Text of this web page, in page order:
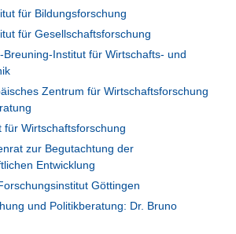
für Bildungsforschung
für Gesellschaftsforschung
Breuning-Institut für Wirtschafts- und
Zentrum für Wirtschaftsforschung
für Wirtschaftsforschung
zur Begutachtung der
Entwicklung
Göttingen
und Politikberatung: Dr. Bruno